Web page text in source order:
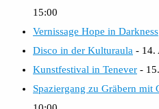
15:00
Vernissage Hope in Darkness
Disco in der Kulturaula - 14.
Kunstfestival in Tenever -
Spaziergang zu Gräbern mit